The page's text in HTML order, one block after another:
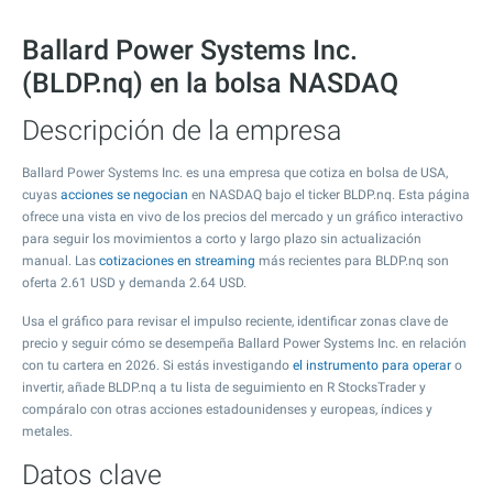
Ballard Power Systems Inc.
(BLDP.nq) en la bolsa NASDAQ
Descripción de la empresa
Ballard Power Systems Inc. es una empresa que cotiza en bolsa de USA,
cuyas acciones se negocian en NASDAQ bajo el ticker BLDP.nq. Esta página
ofrece una vista en vivo de los precios del mercado y un gráfico interactivo
para seguir los movimientos a corto y largo plazo sin actualización
manual. Las cotizaciones en streaming más recientes para BLDP.nq son
oferta 2.61 USD y demanda 2.64 USD.
Usa el gráfico para revisar el impulso reciente, identificar zonas clave de
precio y seguir cómo se desempeña Ballard Power Systems Inc. en relación
con tu cartera en 2026. Si estás investigando el instrumento para operar o
invertir, añade BLDP.nq a tu lista de seguimiento en R StocksTrader y
compáralo con otras acciones estadounidenses y europeas, índices y
metales.
Datos clave